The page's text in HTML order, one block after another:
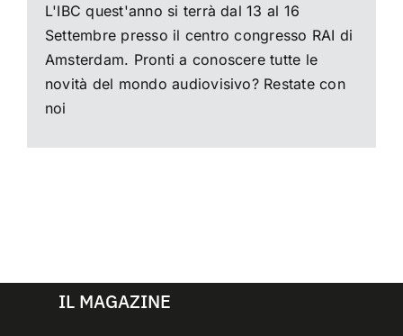
L'IBC quest'anno si terrà dal 13 al 16
Settembre presso il centro congresso RAI di
Amsterdam. Pronti a conoscere tutte le
novità del mondo audiovisivo? Restate con
noi
IL MAGAZINE